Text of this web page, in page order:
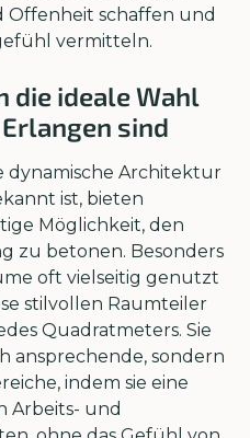
Offenheit schaffen und
vermitteln.
die ideale Wahl
sind
dynamische Architektur
ist, bieten
Möglichkeit, den
zu betonen. Besonders
oft vielseitig genutzt
stilvollen Raumteiler
Quadratmeters. Sie
ansprechende, sondern
indem sie eine
Arbeits- und